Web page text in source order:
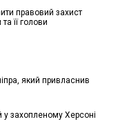
правовий захист
її голови
який привласнив
захопленому Херсоні